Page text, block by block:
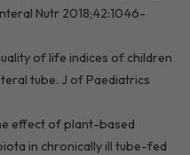
Nutr 2018;42:1046-
of life indices of children
tube. J of Paediatrics
effect of plant-based
in chronically ill tube-fed